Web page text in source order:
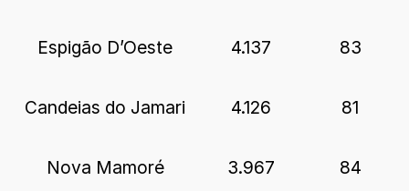
Espigão D’Oeste 4.137 83
Candeias do Jamari 4.126 81
Nova Mamoré 3.967 84